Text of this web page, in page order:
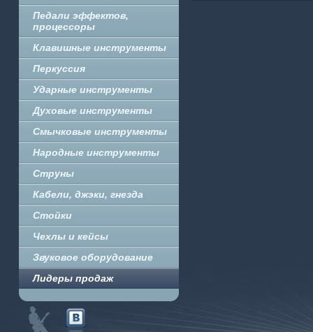
Педали эффектов,
процессоры
Клавишные инструменты
Перкуссия
Ударные инструменты
Духовые инструменты
Смычковые инструменты
Народные инструменты
Струны
Кабели, джэки, гнезда
Стойки
Чехлы и кейсы
Звуковое оборудование
Лидеры продаж